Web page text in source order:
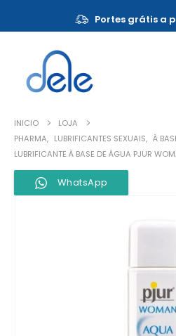
Portes grátis a
INICIO
LOJA
PHARMA, LUBRIFICANTES SEXUAIS, À
LUBRIFICANTE À BASE DE ÁGUA PJUR
WhatsApp